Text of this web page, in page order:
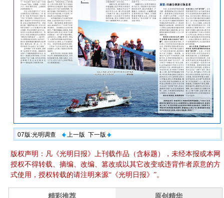
07版:光明调查 上一版 下一版
版权声明：凡《光明日报》上刊载作品（含标题），未经本报或本网
授权不得转载、摘编、改编、篡改或以其它改变或违背作者原意的方
式使用，授权转载的请注明来源“《光明日报》”。